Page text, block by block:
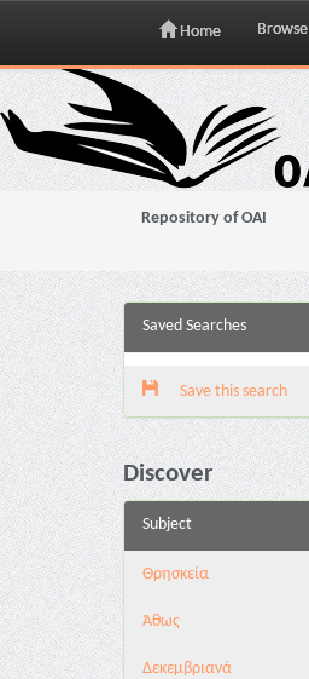
Skip
navigation
Home Browse
Repository of OAI
Saved Searches
Save this search
Discover
Subject
Θρησκεία
Άθως
Δεκεμβριανά